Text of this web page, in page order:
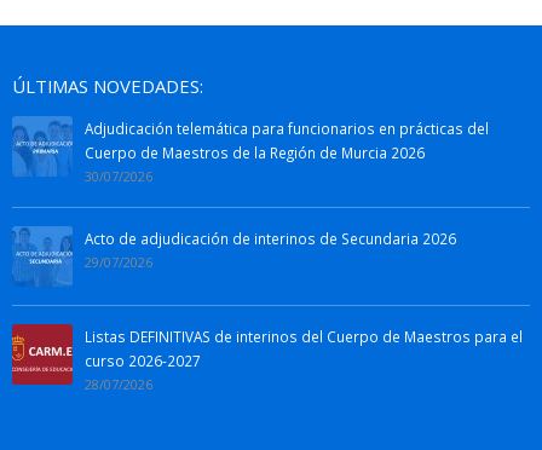
ÚLTIMAS NOVEDADES:
Adjudicación telemática para funcionarios en prácticas del
Cuerpo de Maestros de la Región de Murcia 2026
30/07/2026
Acto de adjudicación de interinos de Secundaria 2026
29/07/2026
Listas DEFINITIVAS de interinos del Cuerpo de Maestros para el
curso 2026-2027
28/07/2026